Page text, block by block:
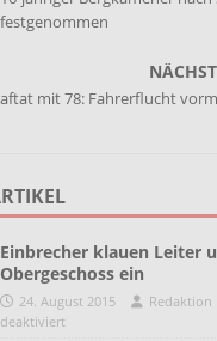
festgenommen
mit 78: Fahrerflucht
Einbrecher klauen Leiter
Obergeschoss ein
24. August 2015 Redaktion
deaktiviert